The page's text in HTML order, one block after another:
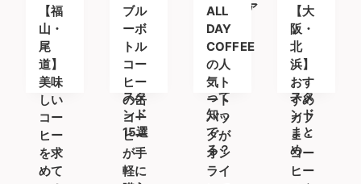
ェ＆
コー
ヒー
スタ
ンド
すめ
カフ
ェ＆
コー
ヒー
スタ
ンド
15選
Kyoto(ア
ラビ
カキ
ョウ
ト)」
って
知っ
て
る？
める
カフ
ェ・
コー
ヒー
スタ
ンド
まと
め
【福
山・
尾
道】
美味
しい
コー
ヒー
を求
めて
ブル
ーボ
トル
コー
ヒー
の缶
コー
ヒー
が手
軽に
ALL
DAY
COFFEE
の人
気ト
ート
バッ
グが
オン
ライ
【大
阪・
北
浜】
おす
すめ
カフ
ェ・
コー
ヒー